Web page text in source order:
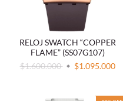
RELOJ SWATCH “COPPER
FLAME” (SS07G107)
$1.600.000
$1.095.000